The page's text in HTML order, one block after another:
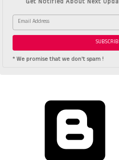
Get Notified About Next
* We promise that we don't spam !